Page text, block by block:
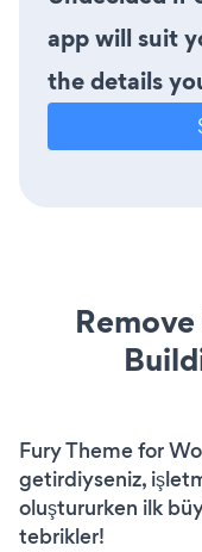
app will suit
the details
Fury Theme for
getirdiyseniz,
oluştururken ilk
tebrikler!